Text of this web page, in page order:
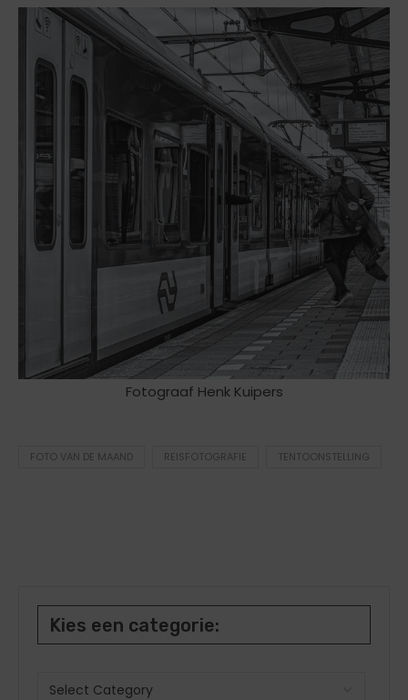
Fotograaf Henk Kuipers
FOTO VAN DE MAAND REISFOTOGRAFIE TENTOONSTELLING
Kies een categorie: